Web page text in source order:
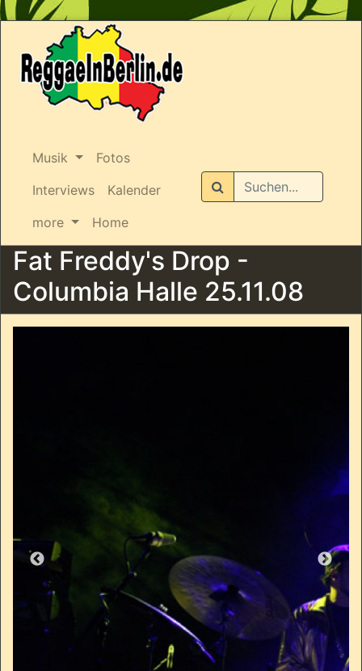
Musik
Fotos
Interviews
Kalender
more
Home
Suchen
Fat Freddy's Drop -
Columbia Halle 25.11.08